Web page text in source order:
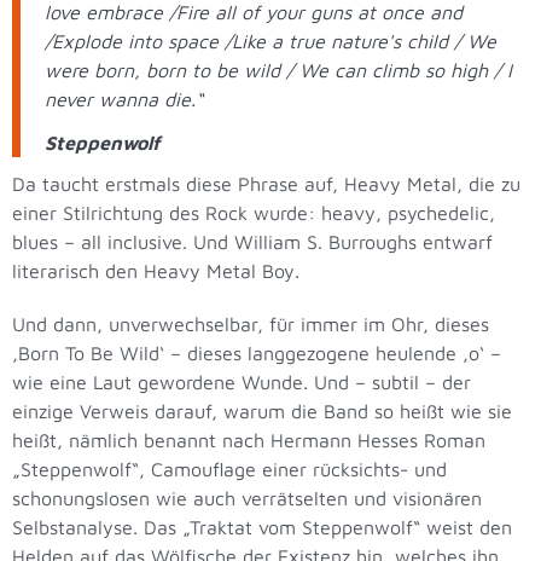
love embrace /Fire all of your guns at once and
/Explode into space /Like a true nature's child / We
were born, born to be wild / We can climb so high / I
never wanna die.“
Steppenwolf
Da taucht erstmals diese Phrase auf, Heavy Metal, die zu
einer Stilrichtung des Rock wurde: heavy, psychedelic,
blues – all inclusive. Und William S. Burroughs entwarf
literarisch den Heavy Metal Boy.
Und dann, unverwechselbar, für immer im Ohr, dieses
‚Born To Be Wild‘ – dieses langgezogene heulende ‚o‘ –
wie eine Laut gewordene Wunde. Und – subtil – der
einzige Verweis darauf, warum die Band so heißt wie sie
heißt, nämlich benannt nach Hermann Hesses Roman
„Steppenwolf“, Camouflage einer rücksichts- und
schonungslosen wie auch verrätselten und visionären
Selbstanalyse. Das „Traktat vom Steppenwolf“ weist den
Helden auf das Wölfische der Existenz hin, welches ihn